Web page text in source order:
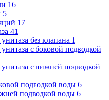
16
5
17
41
без клапана 1
с боковой подводкой
унитаза с нижней подводкой
подводкой воды 6
подводкой воды 6